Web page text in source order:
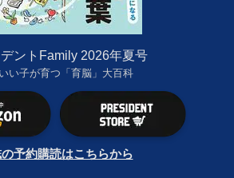
ントFamily 2026年夏号
い子が育つ「育脳」大百科
予約購読はこちらから